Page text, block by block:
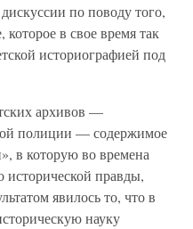
по поводу того,
в свое время так
историографией под
архивов —
полиции — содержимое
в которую во времена
исторической правды,
явилось то, что в
науку